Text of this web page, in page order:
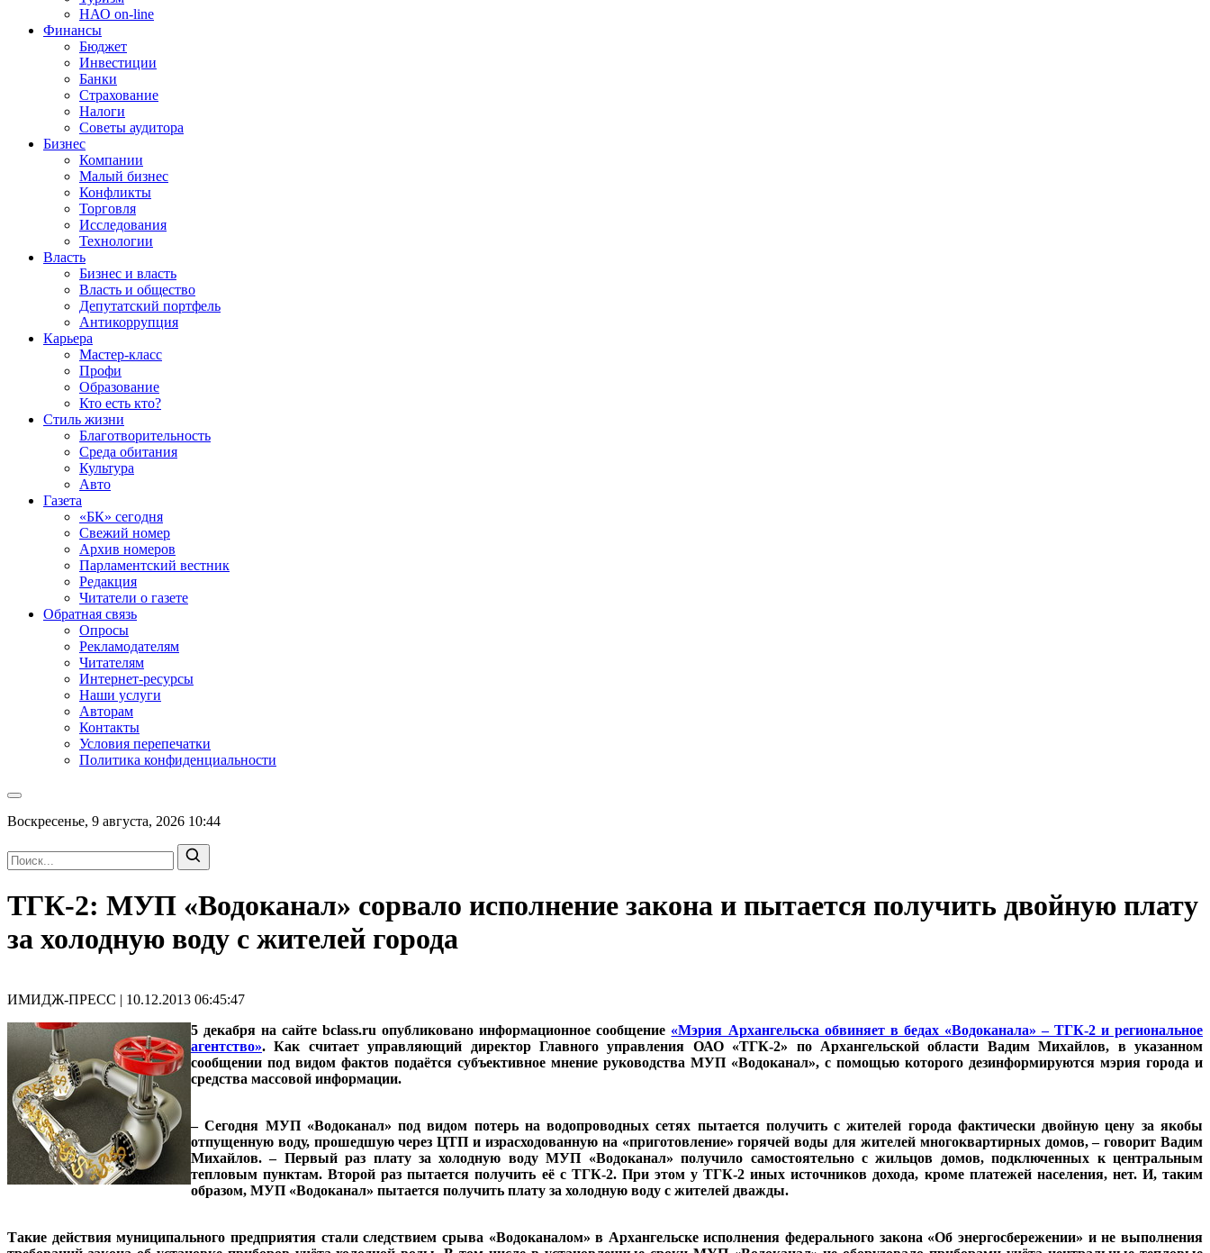
НАО on-line
Финансы
Бюджет
Инвестиции
Банки
Страхование
Налоги
Советы аудитора
Бизнес
Компании
Малый бизнес
Конфликты
Торговля
Исследования
Технологии
Власть
Бизнес и власть
Власть и общество
Депутатский портфель
Антикоррупция
Карьера
Мастер-класс
Профи
Образование
Кто есть кто?
Стиль жизни
Благотворительность
Среда обитания
Культура
Авто
Газета
«БК» сегодня
Свежий номер
Архив номеров
Парламентский вестник
Редакция
Читатели о газете
Обратная связь
Опросы
Рекламодателям
Читателям
Интернет-ресурсы
Наши услуги
Авторам
Контакты
Условия перепечатки
Политика конфиденциальности
Воскресенье, 9 августа, 2026 10:44
ТГК-2: МУП «Водоканал» сорвало исполнение закона и пытается получить двойную плату
за холодную воду с жителей города
ИМИДЖ-ПРЕСС | 10.12.2013 06:45:47
5 декабря на сайте bclass.ru опубликовано информационное сообщение «Мэрия Архангельска обвиняет в бедах «Водоканала» – ТГК-2 и региональное
агентство». Как считает управляющий директор Главного управления ОАО «ТГК-2» по Архангельской области Вадим Михайлов, в указанном
сообщении под видом фактов подаётся субъективное мнение руководства МУП «Водоканал», с помощью которого дезинформируются мэрия города и
средства массовой информации.
– Сегодня МУП «Водоканал» под видом потерь на водопроводных сетях пытается получить с жителей города фактически двойную цену за якобы
отпущенную воду, прошедшую через ЦТП и израсходованную на «приготовление» горячей воды для жителей многоквартирных домов, – говорит Вадим
Михайлов. – Первый раз плату за холодную воду МУП «Водоканал» получило самостоятельно с жильцов домов, подключенных к центральным
тепловым пунктам. Второй раз пытается получить её с ТГК-2. При этом у ТГК-2 иных источников дохода, кроме платежей населения, нет. И, таким
образом, МУП «Водоканал» пытается получить плату за холодную воду с жителей дважды.
Такие действия муниципального предприятия стали следствием срыва «Водоканалом» в Архангельске исполнения федерального закона «Об энергосбережении» и не выполнения